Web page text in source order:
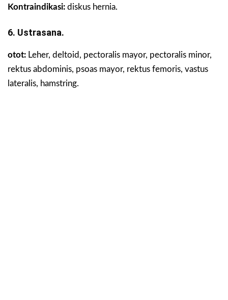
Kontraindikasi: diskus hernia.
6. Ustrasana.
otot: Leher, deltoid, pectoralis mayor, pectoralis minor,
rektus abdominis, psoas mayor, rektus femoris, vastus
lateralis, hamstring.